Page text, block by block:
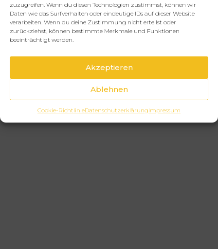
zuzugreifen. Wenn du diesen Technologien zustimmst, können wir
Daten wie das Surfverhalten oder eindeutige IDs auf dieser Website
verarbeiten. Wenn du deine Zustimmung nicht erteilst oder
zurückziehst, können bestimmte Merkmale und Funktionen
beeinträchtigt werden.
Akzeptieren
Ablehnen
Cookie-RichtlinieDatenschutzerklärungImpressum